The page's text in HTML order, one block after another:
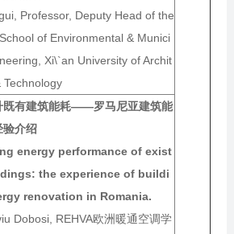
Professor, Deputy Head of the
of Environmental & Munici
Xi\`an University of Archit
Technology
既有建筑能耗——罗马尼亚建筑能
验介绍
energy performance of exist
the experience of buildi
renovation in Romania.
Dobosi, REHVA欧洲暖通空调学